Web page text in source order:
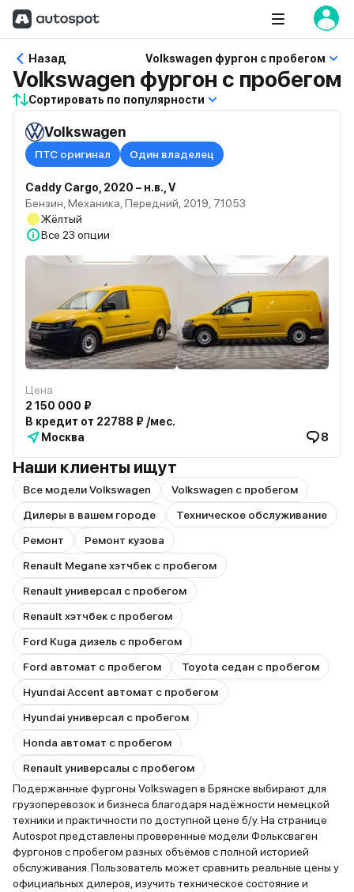
Назад Volkswagen фургон с пробегом
Volkswagen фургон с пробегом
Сортировать по популярности
Volkswagen
ПТС оригинал Один владелец
Caddy Cargo, 2020 – н.в., V
Бензин, Механика, Передний, 2019, 71053
Жёлтый
Все 23 опции
Цена
2 150 000 ₽
В кредит от 22788 ₽ /мес.
Москва
8
Наши клиенты ищут
Все модели Volkswagen
Volkswagen с пробегом
Дилеры в вашем городе
Техническое обслуживание
Ремонт
Ремонт кузова
Renault Megane хэтчбек с пробегом
Renault универсал с пробегом
Renault хэтчбек с пробегом
Ford Kuga дизель с пробегом
Ford автомат с пробегом
Toyota седан с пробегом
Hyundai Accent автомат с пробегом
Hyundai универсал с пробегом
Honda автомат с пробегом
Renault универсалы с пробегом
Подержанные фургоны Volkswagen в Брянске выбирают для
грузоперевозок и бизнеса благодаря надёжности немецкой
техники и практичности по доступной цене б/у. На странице
Autospot представлены проверенные модели Фольксваген
фургонов с пробегом разных объёмов с полной историей
обслуживания. Пользователь может сравнить реальные цены у
официальных дилеров, изучить техническое состояние и